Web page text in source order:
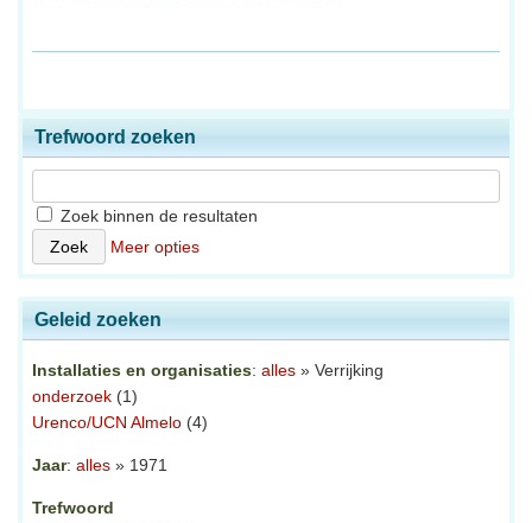
Trefwoord zoeken
Zoek binnen de resultaten
Meer opties
Geleid zoeken
Installaties en organisaties: alles » Verrijking
onderzoek (1)
Urenco/UCN Almelo (4)
Jaar: alles » 1971
Trefwoord